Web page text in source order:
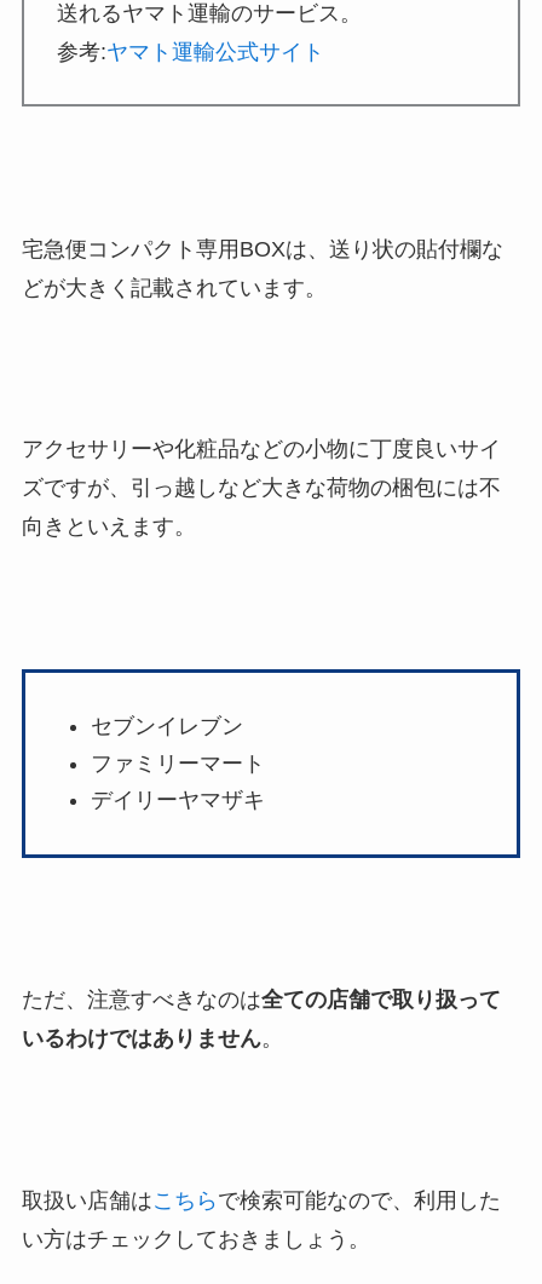
送れるヤマト運輸のサービス。
参考:ヤマト運輸公式サイト
宅急便コンパクト専用BOXは、送り状の貼付欄な
どが大きく記載されています。
アクセサリーや化粧品などの小物に丁度良いサイ
ズですが、引っ越しなど大きな荷物の梱包には不
向きといえます。
セブンイレブン
ファミリーマート
デイリーヤマザキ
ただ、注意すべきなのは全ての店舗で取り扱って
いるわけではありません。
取扱い店舗はこちら で検索可能なので、利用した
い方はチェックしておきましょう。